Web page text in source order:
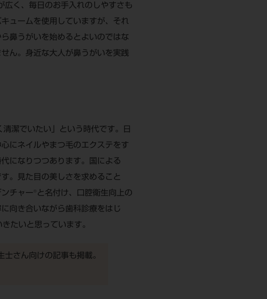
広く、毎日のお手入れのしやすさも
ュームを使用していますが、それ
鼻うがいを始めるとよいのではな
ん。身近な大人が鼻うがいを実践
潔でいたい」という時代です。日
にネイルやまつ毛のエクステをす
になりつつあります。国による
。見た目の美しさを求めること
チャー®と名付け、口腔衛生向上の
向き合いながら歯科診療をはじ
たいと思っています。
さん向けの記事も掲載。